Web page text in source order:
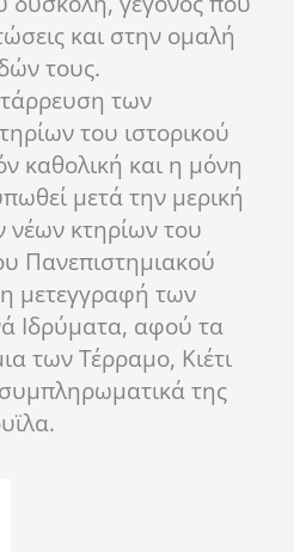
και στην ομαλή
τους.
των
του ιστορικού
καθολική και η μόνη
μετά την μερική
νέων κτηρίων του
Πανεπιστημιακού
μετεγγραφή των
Ιδρύματα, αφού τα
των Τέρραμο, Κιέτι
της